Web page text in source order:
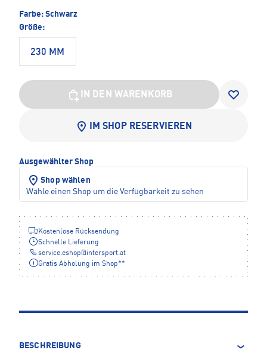
Farbe: Schwarz
Größe:
230 MM
IN DEN WARENKORB
IM SHOP RESERVIEREN
Ausgewählter Shop
Shop wählen
Wähle einen Shop um die Verfügbarkeit zu sehen
Kostenlose Rücksendung
Schnelle Lieferung
service.eshop@intersport.at
Gratis Abholung im Shop**
BESCHREIBUNG